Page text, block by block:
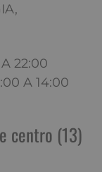
22:00
A 14:00
centro (13)